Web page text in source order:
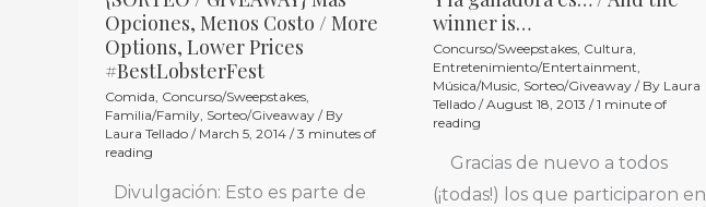
Opciones, Menos Costo / More
Options, Lower Prices
#BestLobsterFest
Comida Concurso/Sweepstakes
Familia/Family Sorteo/Giveaway / By
Laura Tellado / March 5, 2014 /3 minutes of
reading
Divulgación: Esto es parte de
/
GIVEAWAY}
Más
Opciones,
Menos
Costo
winner is…
Concurso/Sweepstakes Cultura
Entretenimiento/Entertainment
Música/Music Sorteo/Giveaway / By Laura
Tellado /August 18, 2013 /1 minute of
reading
Gracias de nuevo a todos
(¡todas!) los que participaron en
la
ganadora
es…
/
And
the